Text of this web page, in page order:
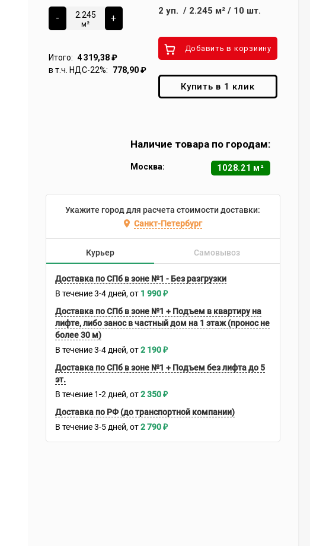
-
м²
+
Итого: 4 319,38₽
в т.ч. НДС-22%:
778,90₽
2 уп. / 2.245 м²/ 10 шт.
Добавить в корзиину
Купить в 1 клик
Наличие товара по городам:
Москва: 1028.21 м²
Укажите город для расчета стоимости доставки:
Санкт-Петербург
Курьер Самовывоз
Доставка по СПб в зоне №1 - Без разгрузки
В течение 3-4 дней 1 990₽
Доставка по СПб в зоне №1 + Подъем в квартиру на
лифте, либо занос в частный дом на 1 этаж (пронос не
более 30 м)
В течение 3-4 дней 2 190₽
Доставка по СПб в зоне №1 + Подъем без лифта до 5
эт.
В течение 1-2 дней 2 350₽
Доставка по РФ (до транспортной компании)
В течение 3-5 дней 2 790₽